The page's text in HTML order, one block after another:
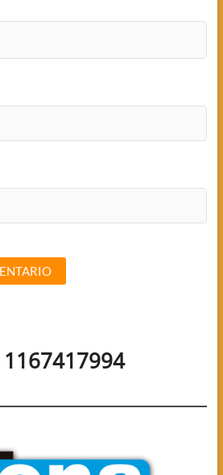
1167417994